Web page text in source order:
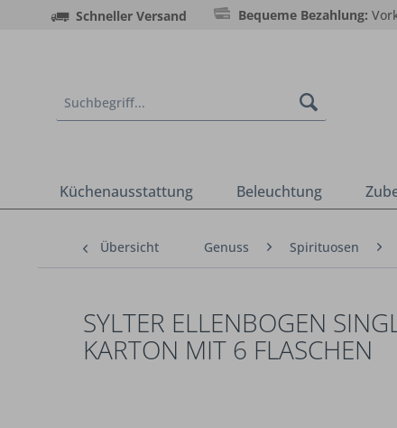
Schneller Versand Bequeme Bezahlung:
Küchenausstattung Beleuchtung
Übersicht Genuss Spirituosen
SYLTER ELLENBOGEN
KARTON MIT 6 FLASCHEN